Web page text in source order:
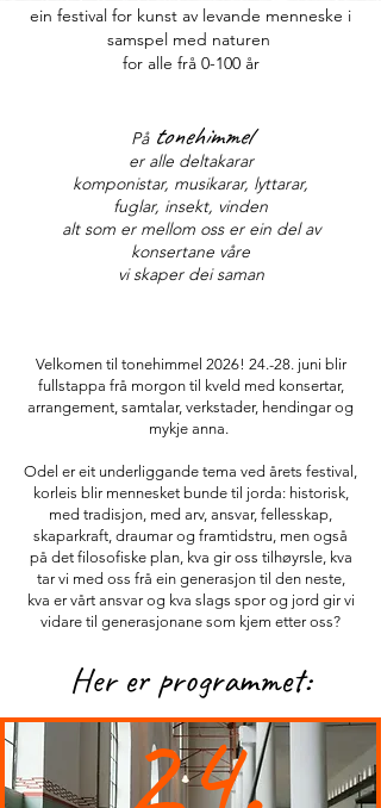
ein festival for kunst av levande menneske i
samspel med naturen
for alle frå 0-100 år
På tonehimmel
er alle deltakarar
komponistar, musikarar, lyttarar,
fuglar, insekt, vinden
alt som er mellom oss er ein del av
konsertane våre
vi skaper dei saman
Velkomen til tonehimmel 2026! 24.-28. juni blir
fullstappa frå morgon til kveld med konsertar,
arrangement, samtalar, verkstader, hendingar og
mykje anna.
Odel er eit underliggande tema ved årets festival,
korleis blir mennesket bunde til jorda: historisk,
med tradisjon, med arv, ansvar, fellesskap,
skaparkraft, draumar og framtidstru, men også
på det filosofiske plan, kva gir oss tilhøyrsle, kva
tar vi med oss frå ein generasjon til den neste,
kva er vårt ansvar og kva slags spor og jord gir vi
vidare til generasjonane som kjem etter oss?
Her er programmet:
24.